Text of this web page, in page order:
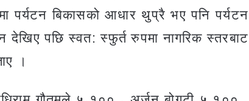
पर्यटन बिकासको आधार थुप्रै भए पनि पर्यटन
देखिए पछि स्वत: स्फुर्त रुपमा नागरिक स्तरबाट
।